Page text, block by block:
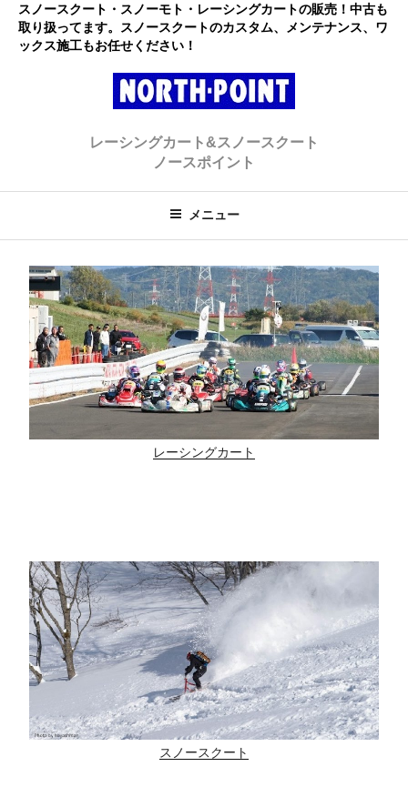
プ
スノースクート・スノーモト・レーシングカートの販売！中古も
取り扱ってます。スノースクートのカスタム、メンテナンス、ワ
ックス施工もお任せください！
ト ノースポイント
レーシングカート&スノースクート
ノースポイント
メニュー
レーシングカート
スノースクート